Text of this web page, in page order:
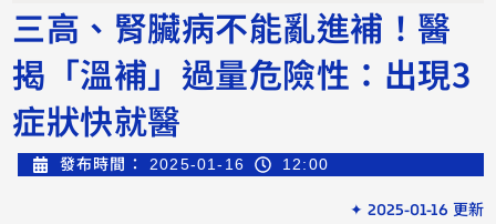
三高、腎臟病不能亂進補！醫
揭「溫補」過量危險性：出現3
症狀快就醫
發布時間： 2025-01-16 12:00
✦ 2025-01-16 更新